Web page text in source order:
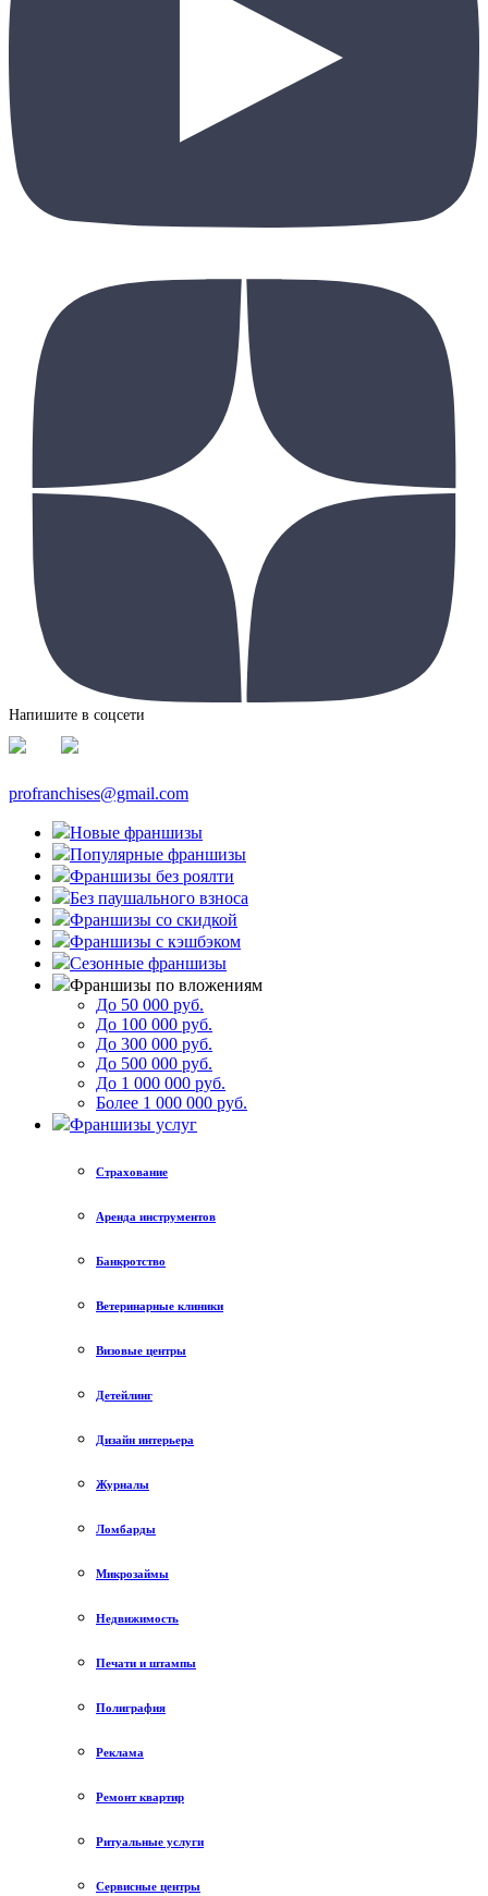
Напишите в соцсети
profranchises@gmail.com
Новые франшизы
Популярные франшизы
Франшизы без роялти
Без паушального взноса
Франшизы со скидкой
Франшизы с кэшбэком
Сезонные франшизы
Франшизы по вложениям
До 50 000 руб.
До 100 000 руб.
До 300 000 руб.
До 500 000 руб.
До 1 000 000 руб.
Более 1 000 000 руб.
Франшизы услуг
Страхование
Аренда инструментов
Банкротство
Ветеринарные клиники
Визовые центры
Детейлинг
Дизайн интерьера
Журналы
Ломбарды
Микрозаймы
Недвижимость
Печати и штампы
Полиграфия
Реклама
Ремонт квартир
Ритуальные услуги
Сервисные центры